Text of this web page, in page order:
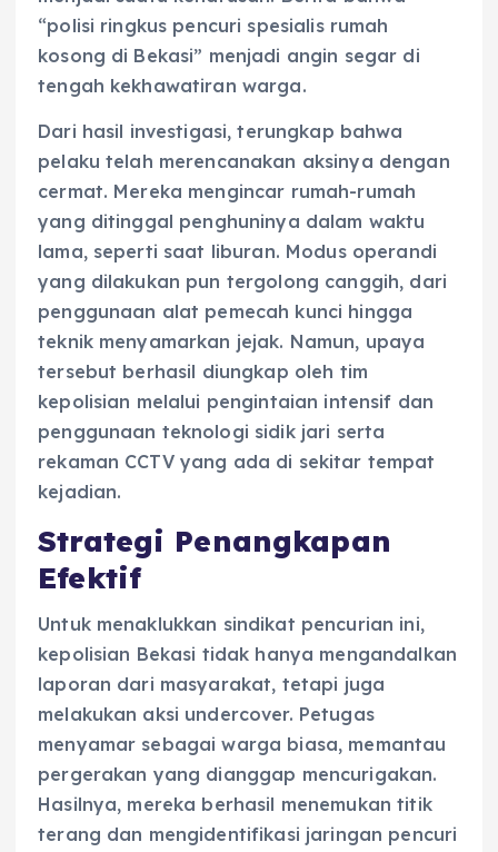
“polisi ringkus pencuri spesialis rumah
kosong di Bekasi” menjadi angin segar di
tengah kekhawatiran warga.
Dari hasil investigasi, terungkap bahwa
pelaku telah merencanakan aksinya dengan
cermat. Mereka mengincar rumah-rumah
yang ditinggal penghuninya dalam waktu
lama, seperti saat liburan. Modus operandi
yang dilakukan pun tergolong canggih, dari
penggunaan alat pemecah kunci hingga
teknik menyamarkan jejak. Namun, upaya
tersebut berhasil diungkap oleh tim
kepolisian melalui pengintaian intensif dan
penggunaan teknologi sidik jari serta
rekaman CCTV yang ada di sekitar tempat
kejadian.
Strategi Penangkapan
Efektif
Untuk menaklukkan sindikat pencurian ini,
kepolisian Bekasi tidak hanya mengandalkan
laporan dari masyarakat, tetapi juga
melakukan aksi undercover. Petugas
menyamar sebagai warga biasa, memantau
pergerakan yang dianggap mencurigakan.
Hasilnya, mereka berhasil menemukan titik
terang dan mengidentifikasi jaringan pencuri